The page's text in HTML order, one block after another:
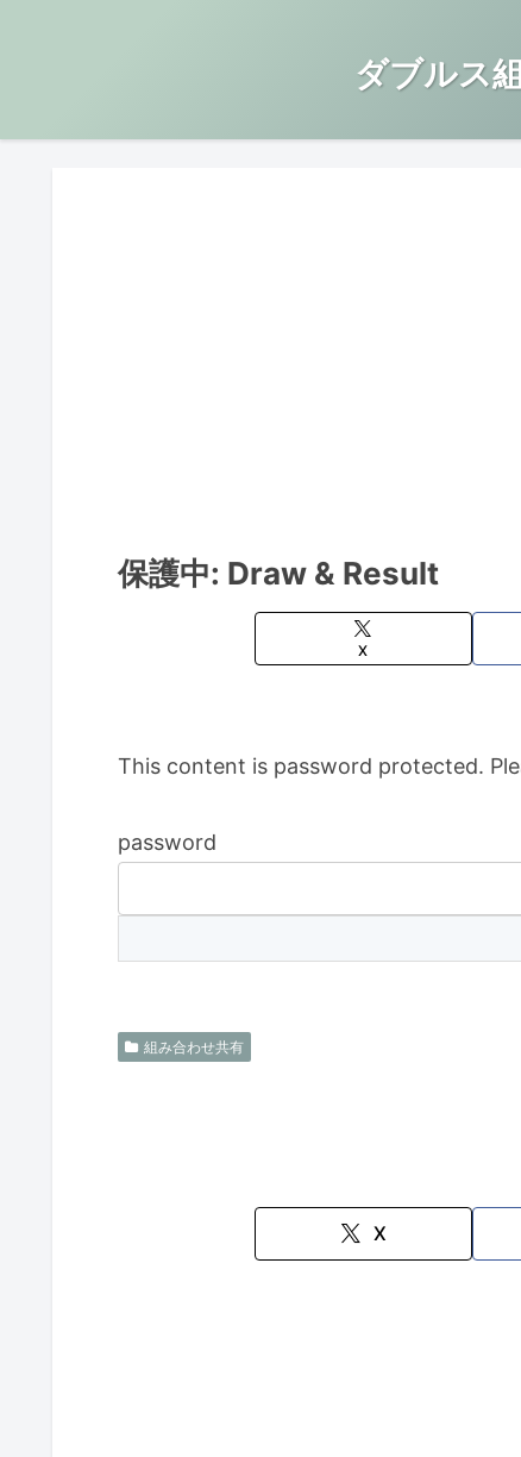
ダブルス
保護中: Draw & Result
X
This content is password protected.
password
組み合わせ共有
X